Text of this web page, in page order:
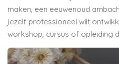
maken, een eeuwenoud
jezelf professioneel wilt
workshop, cursus of opleiding